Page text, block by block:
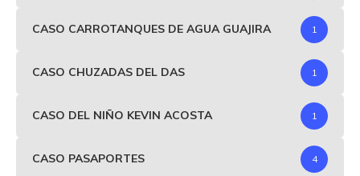
CASO CARROTANQUES DE AGUA GUAJIRA 1
CASO CHUZADAS DEL DAS 1
CASO DEL NIÑO KEVIN ACOSTA 1
CASO PASAPORTES 4